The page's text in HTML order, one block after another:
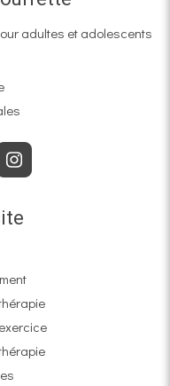
adultes et adolescents